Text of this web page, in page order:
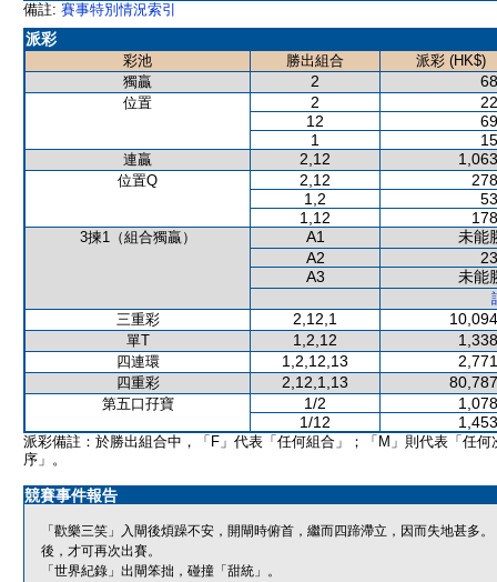
備註: 賽事特別情況索引
派彩
彩池 勝出組合
派彩 (HK$)
獨贏
2
位置 2
12
1
連贏 2,12
位置Q 2,12
1,2
1,12
3揀1（組合獨贏） A1
未能
A2
A3
未能
三重彩
2,12,1
單T 1,2,12
四連環 1,2,12,13
四重彩 2,12,1,13
第五口孖寶 1/2
1/12
派彩備註：於勝出組合中，「F」代表「任何組合」；「M」則代表「任何
序」。
競賽事件報告
「歡樂三笑」入閘後煩躁不安，開閘時俯首，繼而四蹄滯立，因而失地甚多
後，才可再次出賽。
「世界紀錄」出閘笨拙，碰撞「甜統」。